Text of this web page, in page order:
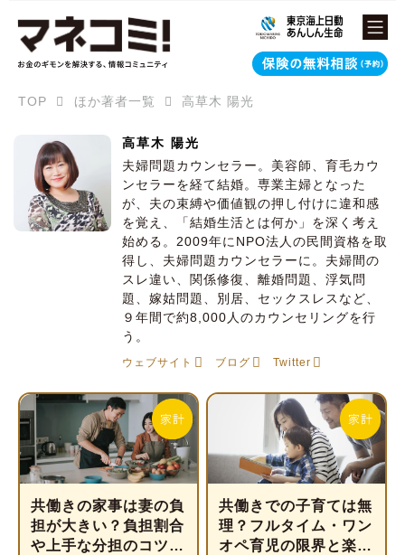
TOP ほか著者一覧 高草木 陽光
高草木 陽光
夫婦問題カウンセラー。美容師、育毛カウ
ンセラーを経て結婚。専業主婦となった
が、夫の束縛や価値観の押し付けに違和感
を覚え、「結婚生活とは何か」を深く考え
始める。2009年にNPO法人の民間資格を取
得し、夫婦問題カウンセラーに。夫婦間の
スレ違い、関係修復、離婚問題、浮気問
題、嫁姑問題、別居、セックスレスなど、
９年間で約8,000人のカウンセリングを行
う。
ウェブサイト ブログ Twitter
共働きの家事は妻の負
担が大きい？負担割合
や上手な分担のコツを
共働きでの子育ては無
理？フルタイム・ワン
オペ育児の限界と楽に